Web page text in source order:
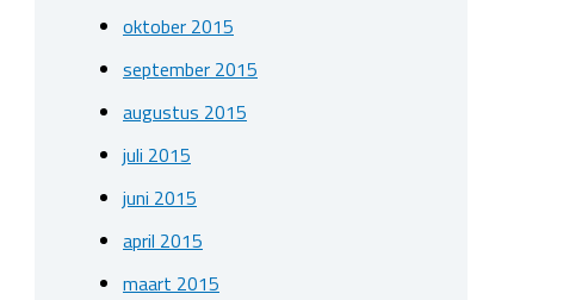
oktober 2015
september 2015
augustus 2015
juli 2015
juni 2015
april 2015
maart 2015